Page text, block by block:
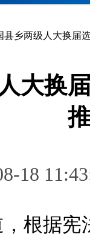
县乡两级人大换届
大换
18
据宪